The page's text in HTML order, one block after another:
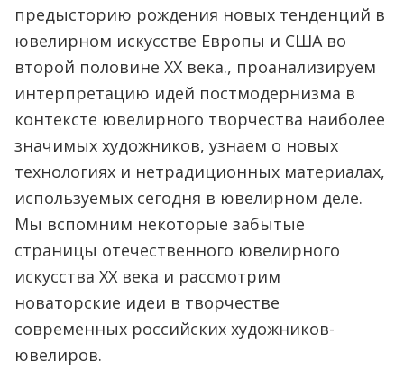
предысторию рождения новых тенденций в
ювелирном искусстве Европы и США во
второй половине XX века., проанализируем
интерпретацию идей постмодернизма в
контексте ювелирного творчества наиболее
значимых художников, узнаем о новых
технологиях и нетрадиционных материалах,
используемых сегодня в ювелирном деле.
Мы вспомним некоторые забытые
страницы отечественного ювелирного
искусства XX века и рассмотрим
новаторские идеи в творчестве
современных российских художников-
ювелиров.